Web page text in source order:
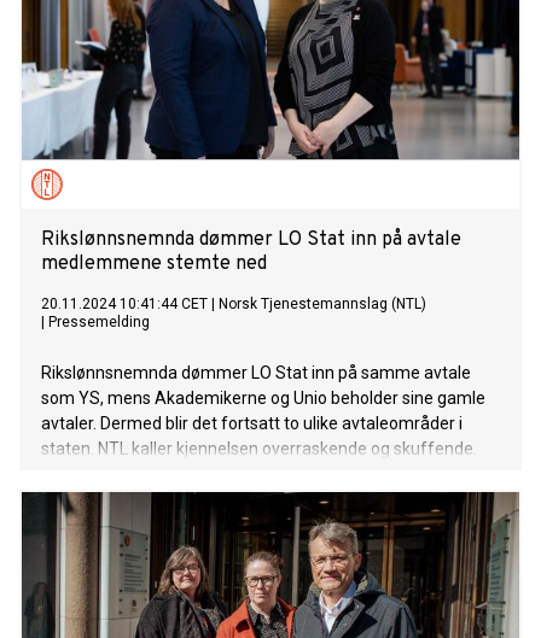
Rikslønnsnemnda dømmer LO Stat inn på avtale
medlemmene stemte ned
20.11.2024 10:41:44 CET
Norsk Tjenestemannslag (NTL)
Pressemelding
Rikslønnsnemnda dømmer LO Stat inn på samme avtale
som YS, mens Akademikerne og Unio beholder sine gamle
avtaler. Dermed blir det fortsatt to ulike avtaleområder i
staten. NTL kaller kjennelsen overraskende og skuffende.